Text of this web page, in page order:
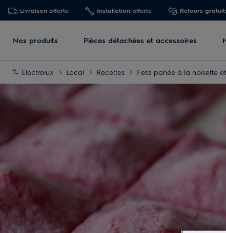
Livraison offerte Installation offerte Retours
Nos produits Pièces détachées et accessoires
Electrolux Local Recettes Feta panée à la noisette